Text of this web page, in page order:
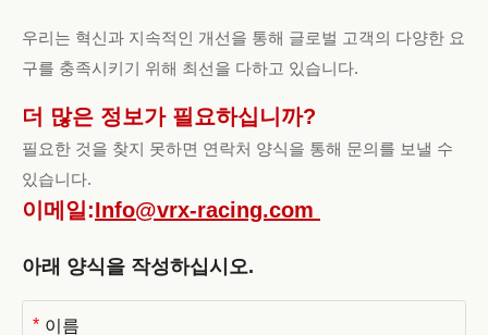
우리는 혁신과 지속적인 개선을 통해 글로벌 고객의 다양한 요
구를 충족시키기 위해 최선을 다하고 있습니다.
더 많은 정보가 필요하십니까?
필요한 것을 찾지 못하면 연락처 양식을 통해 문의를 보낼 수
있습니다.
이메일:Info@vrx-racing.com
아래 양식을 작성하십시오.
*